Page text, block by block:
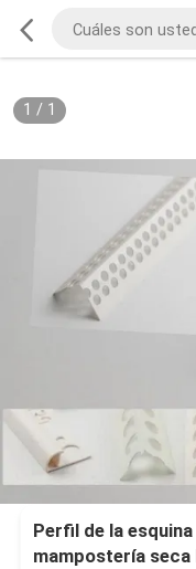
1 / 1
Perfil de la
mampostería seca